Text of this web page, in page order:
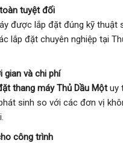
tuyệt đối
được lắp đặt đúng kỹ thuật
lắp đặt chuyên nghiệp tại
gian và chi phí
thang máy Thủ Dầu Mộtuy
sinh so với các đơn vị
công trình